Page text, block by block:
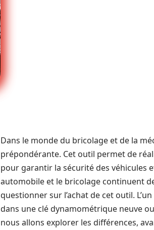
Dans le monde du bricolage et de la
prépondérante. Cet outil permet de
pour garantir la sécurité des véhicules
automobile et le bricolage continuent
questionner sur l’achat de cet outil.
dans une clé dynamométrique neuve
nous allons explorer les différences,